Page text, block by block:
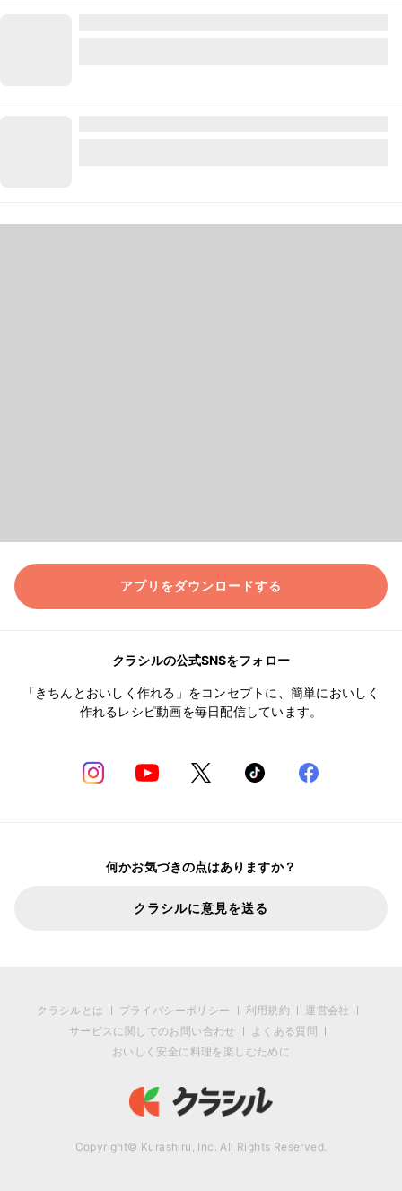
アプリをダウンロードする
クラシルの公式SNSをフォロー
「きちんとおいしく作れる」をコンセプトに、簡単においしく
作れるレシピ動画を毎日配信しています。
何かお気づきの点はありますか？
クラシルに意見を送る
クラシルとは プライバシーポリシー 利用規約
運営会社
サービスに関してのお問い合わせ
よくある質問
おいしく安全に料理を楽しむために
Copyright© Kurashiru, Inc. All Rights Reserved.